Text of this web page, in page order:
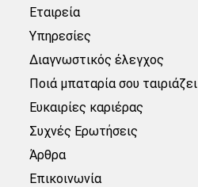
Εταιρεία
Υπηρεσίες
Διαγνωστικός έλεγχος
Ποιά μπαταρία σου ταιριάζει
Ευκαιρίες καριέρας
Συχνές Ερωτήσεις
Άρθρα
Επικοινωνία